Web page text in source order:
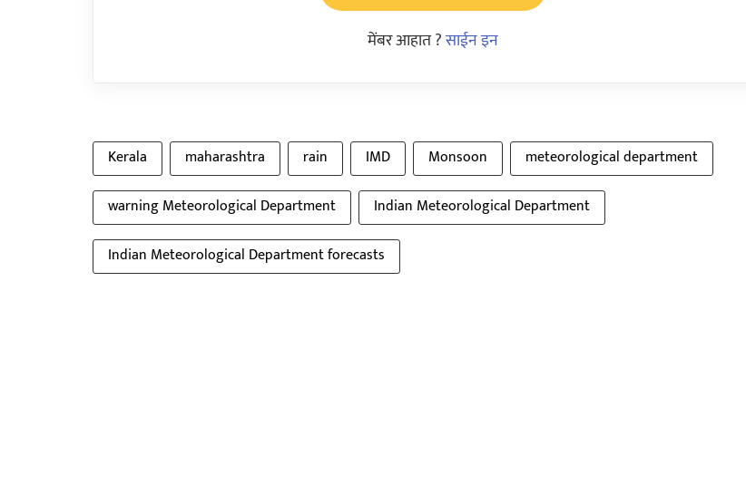
मेंबर आहात ?साईन इन
Kerala maharashtra rain IMD Monsoon
meteorological department
warning Meteorological Department
Indian Meteorological Department
Indian Meteorological Department forecasts